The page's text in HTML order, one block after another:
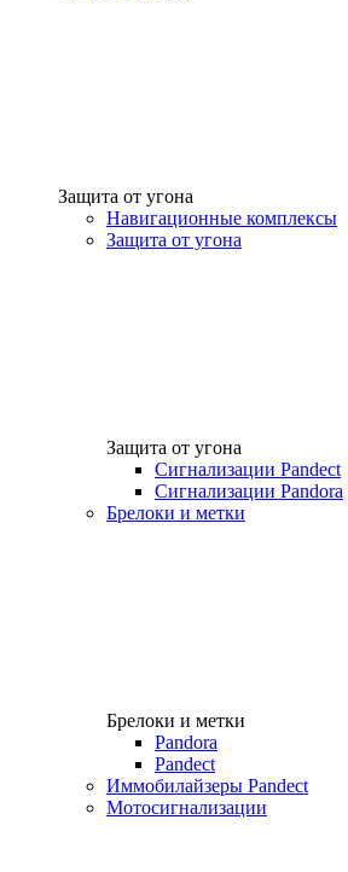
Защита от угона
Навигационные комплексы
Защита от угона
Защита от угона
Сигнализации Pandect
Сигнализации Pandora
Брелоки и метки
Брелоки и метки
Pandora
Pandect
Иммобилайзеры Pandect
Мотосигнализации